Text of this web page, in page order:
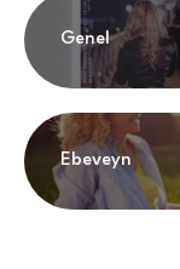
Genel
Ebeveyn